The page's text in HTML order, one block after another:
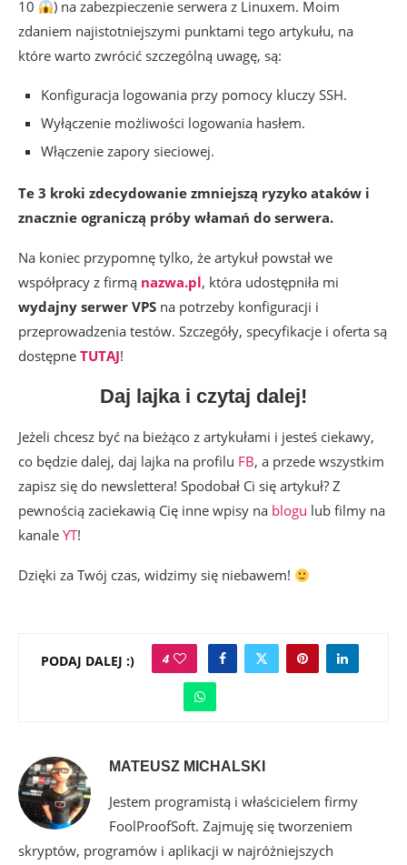
10
) na zabezpieczenie serwera z Linuxem. Moim
zdaniem najistotniejszymi punktami tego artykułu, na
które warto zwrócić szczególną uwagę, są:
Konfiguracja logowania przy pomocy kluczy SSH.
Wyłączenie możliwości logowania hasłem.
Włączenie zapory sieciowej.
Te 3 kroki zdecydowanie zmniejszą ryzyko ataków i
znacznie ograniczą próby włamań do serwera.
Na koniec przypomnę tylko, że artykuł powstał we
współpracy z firmą nazwa.pl, która udostępniła mi
wydajny serwer VPS na potrzeby konfiguracji i
przeprowadzenia testów. Szczegóły, specyfikacje i oferta są
dostępne TUTAJ!
Daj lajka i czytaj dalej!
Jeżeli chcesz być na bieżąco z artykułami i jesteś ciekawy,
co będzie dalej, daj lajka na profilu FB, a przede wszystkim
zapisz się do newslettera! Spodobał Ci się artykuł? Z
pewnością zaciekawią Cię inne wpisy na blogu lub filmy na
kanale YT!
Dzięki za Twój czas, widzimy się niebawem!
PODAJ DALEJ :) 4
MATEUSZ MICHALSKI
Jestem programistą i właścicielem firmy
FoolProofSoft. Zajmuję się tworzeniem
skryptów, programów i aplikacji w najróżniejszych